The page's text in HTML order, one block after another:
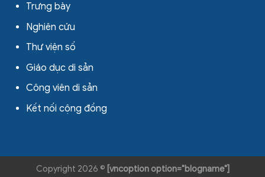
Trưng bày
Nghiên cứu
Thư viện số
Giáo dục di sản
Công viên di sản
Kết nối cộng đồng
Copyright 2026 © [vncoption option="blogname"]